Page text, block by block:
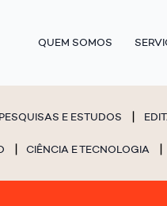
QUEM SOMOS
PESQUISAS E ESTUDOS
CIÊNCIA E TECNOLOGIA